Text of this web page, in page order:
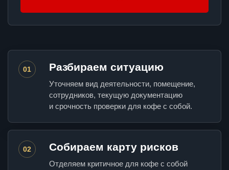
01 Разбираем ситуацию
Уточняем вид деятельности, помещение,
сотрудников, текущую документацию
и срочность проверки для кофе с собой.
02 Собираем карту рисков
Отделяем критичное для кофе с собой